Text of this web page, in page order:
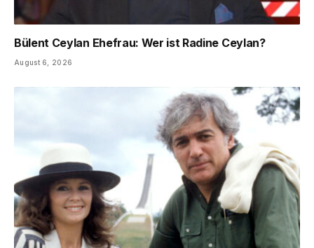
Bülent Ceylan Ehefrau: Wer ist Radine Ceylan?
August 6, 2026